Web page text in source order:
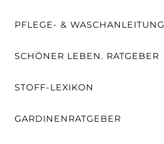
PFLEGE- & WASCHANLEITUNG
SCHÖNER LEBEN. RATGEBER
STOFF-LEXIKON
GARDINENRATGEBER